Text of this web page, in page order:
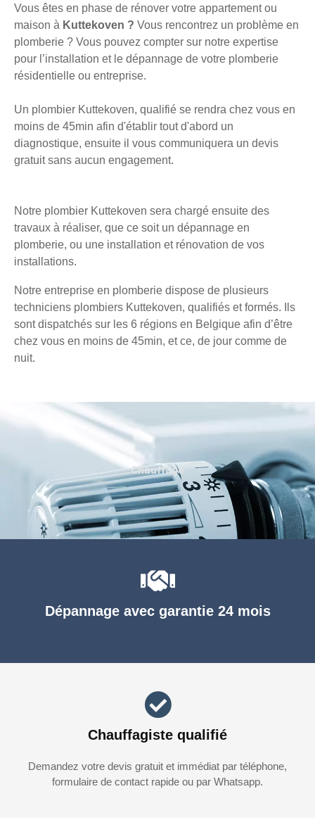
Vous êtes en phase de rénover votre appartement ou
maison à Kuttekoven ? Vous rencontrez un problème en
plomberie ? Vous pouvez compter sur notre expertise
pour l’installation et le dépannage de votre plomberie
résidentielle ou entreprise.
Un plombier Kuttekoven, qualifié se rendra chez vous en
moins de 45min afin d'établir tout d'abord un
diagnostique, ensuite il vous communiquera un devis
gratuit sans aucun engagement.
Notre plombier Kuttekoven sera chargé ensuite des
travaux à réaliser, que ce soit un dépannage en
plomberie, ou une installation et rénovation de vos
installations.
Notre entreprise en plomberie dispose de plusieurs
techniciens plombiers Kuttekoven, qualifiés et formés. Ils
sont dispatchés sur les 6 régions en Belgique afin d’être
chez vous en moins de 45min, et ce, de jour comme de
nuit.
Dépannage avec garantie 24 mois
Chauffagiste qualifié
Demandez votre devis gratuit et immédiat par téléphone,
formulaire de contact rapide ou par Whatsapp.
Chauffage